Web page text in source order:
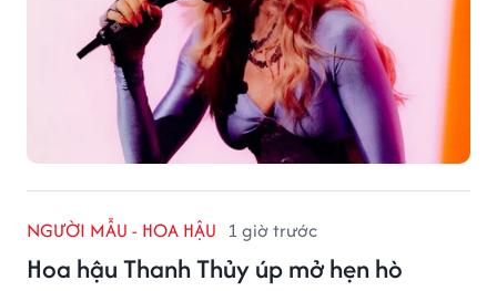
NGƯỜI MẪU - HOA HẬU 1 giờ trước
Hoa hậu Thanh Thủy úp mở hẹn hò